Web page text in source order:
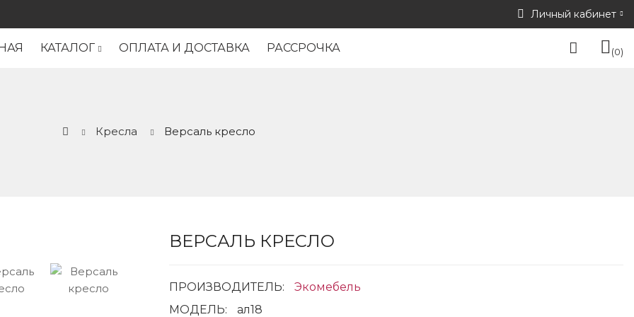
Личный кабинет
КАТАЛОГ ОПЛАТА И ДОСТАВКА РАССРОЧКА 0
Кресла Версаль кресло
ВЕРСАЛЬ КРЕСЛО
ПРОИЗВОДИТЕЛЬ:
Экомебель
МОДЕЛЬ:
ал18